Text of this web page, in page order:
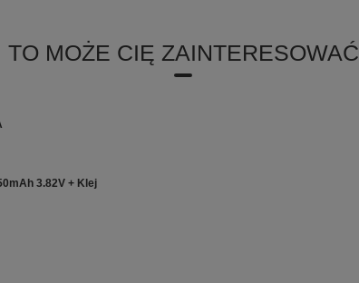
TO MOŻE CIĘ ZAINTERESOWAĆ
3.82V + Klej